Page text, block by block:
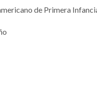
de Primera